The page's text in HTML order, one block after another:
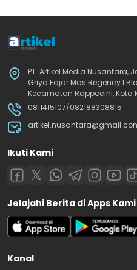
PT. Artikel Media Nusantara,
Griya Fajar Mas Regency I
Kecamatan Rappocini, Kota
0811415107/082188308815
Ikuti Kami
Jelajahi Berita di Apps Kami
Kanal